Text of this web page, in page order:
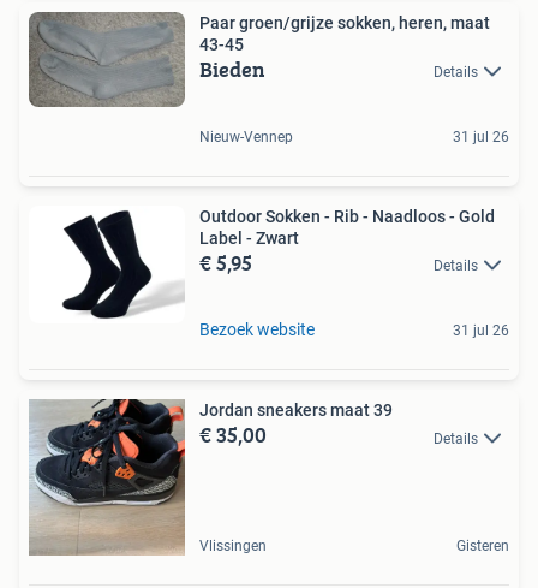
Paar groen/grijze sokken, heren, maat
43-45
Bieden Details
Nieuw-Vennep 31 jul 26
Outdoor Sokken - Rib - Naadloos - Gold
Label - Zwart
€ 5,95 Details
Bezoek website 31 jul 26
Jordan sneakers maat 39
€ 35,00 Details
Vlissingen Gisteren